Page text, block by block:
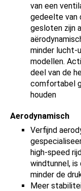
van een
gedeelte van
gesloten zijn
minder lucht-
modellen.
deel van de
comfortabel
houden
Aerodynamisch
Verfijnd
high-speed
windtunnel, is
minder de
Meer